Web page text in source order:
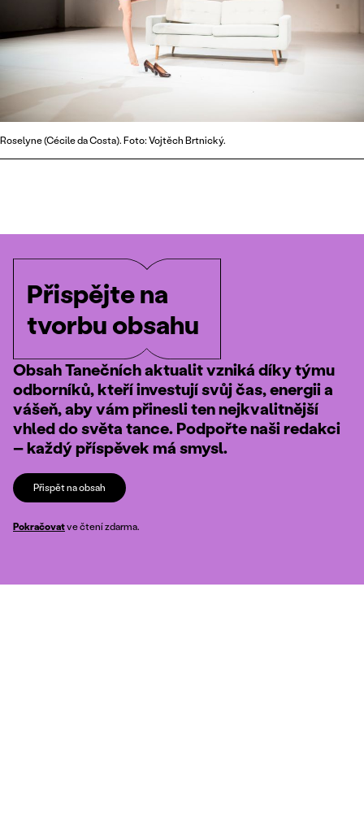
Roselyne (Cécile da Costa). Foto: Vojtěch Brtnický.
Přispějte na
tvorbu obsahu
Obsah Tanečních aktualit vzniká díky týmu
odborníků, kteří investují svůj čas, energii a
vášeň, aby vám přinesli ten nejkvalitnější
vhled do světa tance. Podpořte naši redakci
– každý příspěvek má smysl.
Přispět na obsah
Pokračovatve čtení zdarma.